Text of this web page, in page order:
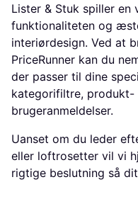
Lister & Stuk spiller
funktionaliteten og
interiørdesign. Ved at
PriceRunner kan du
der passer til dine
kategorifiltre, produkt-
brugeranmeldelser.
Uanset om du leder
eller loftrosetter vil vi
rigtige beslutning så